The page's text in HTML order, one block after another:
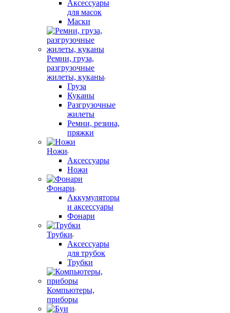
Аксессуары
для масок
Маски
Ремни, груза,
разгрузочные
жилеты, куканы
Груза
Куканы
Разгрузочные
жилеты
Ремни, резина,
пряжки
Ножи
Аксессуары
Ножи
Фонари
Аккумуляторы
и аксессуары
Фонари
Трубки
Аксессуары
для трубок
Трубки
Компьютеры,
приборы